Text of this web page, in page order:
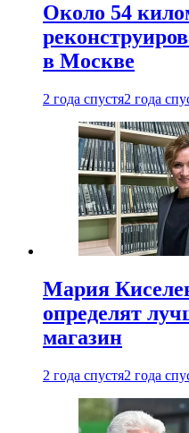
Около 54
в Москве
2 года спустя2 года
Мария
определят
магазин
2 года спустя2 года